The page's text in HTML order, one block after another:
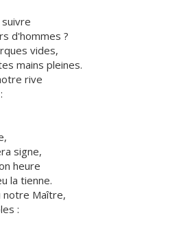
d'hommes ?
vides,
mains pleines.
rive
signe,
heure
la tienne.
notre Maître,
: